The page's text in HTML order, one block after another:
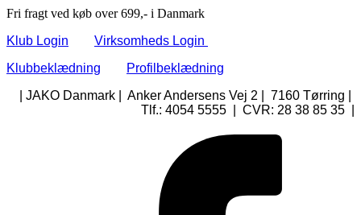
Fri fragt ved køb over 699,- i Danmark
Klub Login
Virksomheds Login
Klubbeklædning
Profilbeklædning
| JAKO Danmark | Anker Andersens Vej 2 | 7160 Tørring |
Tlf.: 4054 5555 | CVR: 28 38 85 35 |